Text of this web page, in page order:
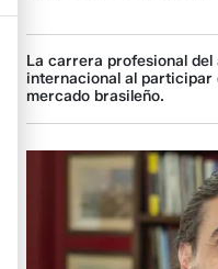
La carrera profesional
internacional al participar
mercado brasileño.